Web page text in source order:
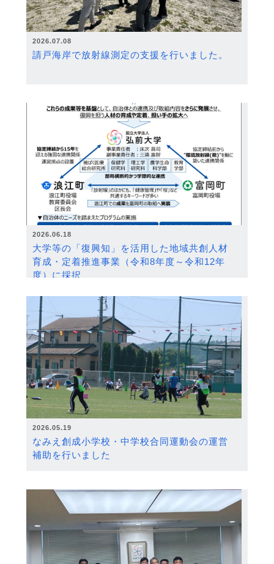
2026.07.08
請戸海岸で放射線測定の支援を行いました。
2026.06.18
大学等の「復興知」を活用した地域共創人材
育成・定着推進事業（令和8年度～令和12年
度）に採択
2026.05.19
なみえ創成小学校・中学校合同運動会の運営
補助を行いました